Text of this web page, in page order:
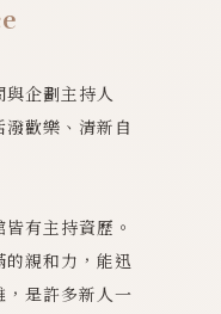
企劃主持人
歡樂、清新自
有主持資歷。
親和力，能迅
，是許多新人一